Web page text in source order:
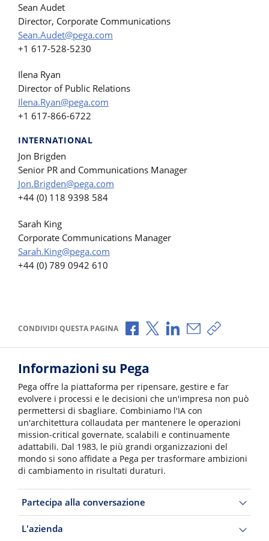
Sean Audet
Director, Corporate Communications
Sean.Audet@pega.com
+1 617-528-5230
Ilena Ryan
Director of Public Relations
Ilena.Ryan@pega.com
+1 617-866-6722
INTERNATIONAL
Jon Brigden
Senior PR and Communications Manager
Jon.Brigden@pega.com
+44 (0) 118 9398 584
Sarah King
Corporate Communications Manager
Sarah.King@pega.com
+44 (0) 789 0942 610
CONDIVIDI QUESTA PAGINA Condividi via Facebook
Condividi via X
Condividi via
Condividi via e-
Copia link
Informazioni su Pega
Pega offre la piattaforma per ripensare, gestire e far
evolvere i processi e le decisioni che un'impresa non può
permettersi di sbagliare. Combiniamo l'IA con
un'architettura collaudata per mantenere le operazioni
mission-critical governate, scalabili e continuamente
adattabili. Dal 1983, le più grandi organizzazioni del
mondo si sono affidate a Pega per trasformare ambizioni
di cambiamento in risultati duraturi.
Partecipa alla conversazione
L'azienda